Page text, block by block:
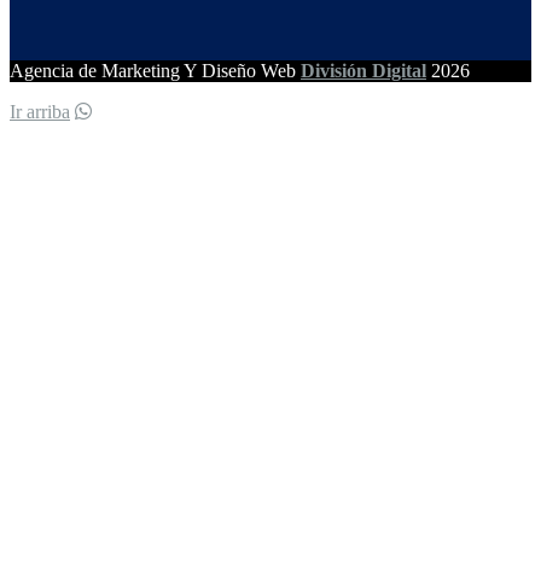
Agencia de Marketing Y Diseño Web División Digital 2026
Ir arriba